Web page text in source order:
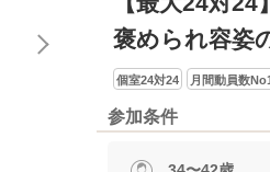
褒められ容姿
個室24対24 月間動員数
参加条件